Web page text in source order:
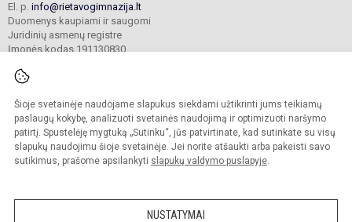
Šioje svetainėje naudojame slapukus siekdami užtikrinti jums teikiamų
paslaugų kokybę, analizuoti svetainės naudojimą ir optimizuoti naršymo
patirtį. Spustelėję mygtuką „Sutinku“, jūs patvirtinate, kad sutinkate su visų
slapukų naudojimu šioje svetainėje. Jei norite atšaukti arba pakeisti savo
sutikimus, prašome apsilankyti slapukų valdymo puslapyje.
NUSTATYMAI
El. p. info@rietavogimnazija.lt
Duomenys kaupiami ir saugomi
Juridinių asmenų registre
Įmonės kodas 191130830
© 2022. Rietavo Lauryno Ivinskio gimnazija. Visos teisės saugomos.
Kopijuoti turinį be raštiško gimnazijos sutikimo griežtai draudžiama.
Prieinamumo paraiška Slapukų valdymas
Sumanus būdas atnaujinti